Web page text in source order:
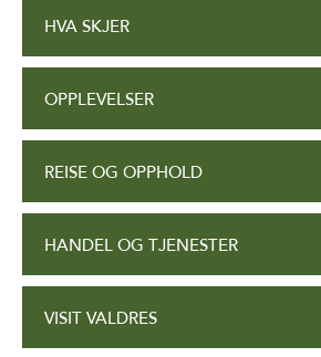
HVA SKJER
OPPLEVELSER
REISE OG OPPHOLD
HANDEL OG TJENESTER
VISIT VALDRES